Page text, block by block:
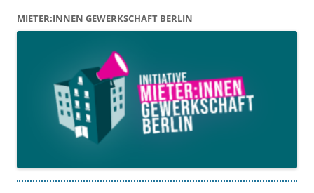
MIETER:INNEN GEWERKSCHAFT BERLIN